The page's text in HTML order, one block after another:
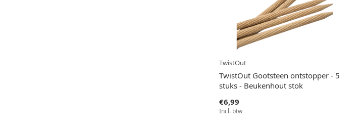
TwistOut
TwistOut Gootsteen ontstopper - 5
stuks - Beukenhout stok
€6,99
Incl. btw